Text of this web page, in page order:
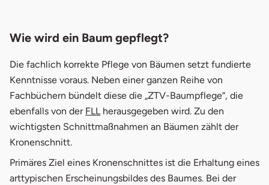
Wie wird ein Baum gepflegt?
Die fachlich korrekte Pflege von Bäumen setzt fundierte
Kenntnisse voraus. Neben einer ganzen Reihe von
Fachbüchern bündelt diese die „ZTV-Baumpflege“, die
ebenfalls von der FLLöffnet in neuem Fenster
herausgegeben wird. Zu den
wichtigsten Schnittmaßnahmen an Bäumen zählt der
Kronenschnitt.
Primäres Ziel eines Kronenschnittes ist die Erhaltung eines
arttypischen Erscheinungsbildes des Baumes. Bei der